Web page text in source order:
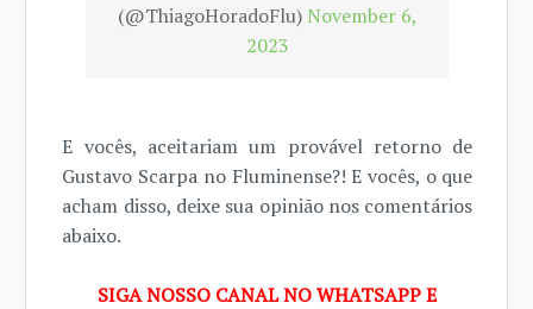
(@ThiagoHoradoFlu) November 6,
2023
E vocês, aceitariam um provável retorno de
Gustavo Scarpa no Fluminense?! E vocês, o que
acham disso, deixe sua opinião nos comentários
abaixo.
SIGA NOSSO CANAL NO WHATSAPP E